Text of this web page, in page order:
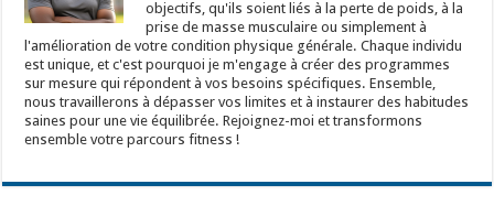
objectifs, qu'ils soient liés à la perte de poids, à la
prise de masse musculaire ou simplement à
l'amélioration de votre condition physique générale. Chaque individu
est unique, et c'est pourquoi je m'engage à créer des programmes
sur mesure qui répondent à vos besoins spécifiques. Ensemble,
nous travaillerons à dépasser vos limites et à instaurer des habitudes
saines pour une vie équilibrée. Rejoignez-moi et transformons
ensemble votre parcours fitness !